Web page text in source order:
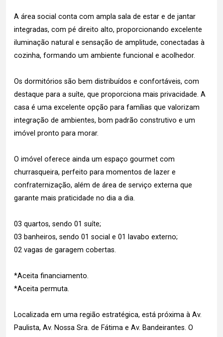
A área social conta com ampla sala de estar e de jantar
integradas, com pé direito alto, proporcionando excelente
iluminação natural e sensação de amplitude, conectadas à
cozinha, formando um ambiente funcional e acolhedor.
Os dormitórios são bem distribuídos e confortáveis, com
destaque para a suíte, que proporciona mais privacidade. A
casa é uma excelente opção para famílias que valorizam
integração de ambientes, bom padrão construtivo e um
imóvel pronto para morar.
O imóvel oferece ainda um espaço gourmet com
churrasqueira, perfeito para momentos de lazer e
confraternização, além de área de serviço externa que
garante mais praticidade no dia a dia.
03 quartos, sendo 01 suíte;
03 banheiros, sendo 01 social e 01 lavabo externo;
02 vagas de garagem cobertas.
*Aceita financiamento.
*Aceita permuta.
Localizada em uma região estratégica, está próxima à Av.
Paulista, Av. Nossa Sra. de Fátima e Av. Bandeirantes. O